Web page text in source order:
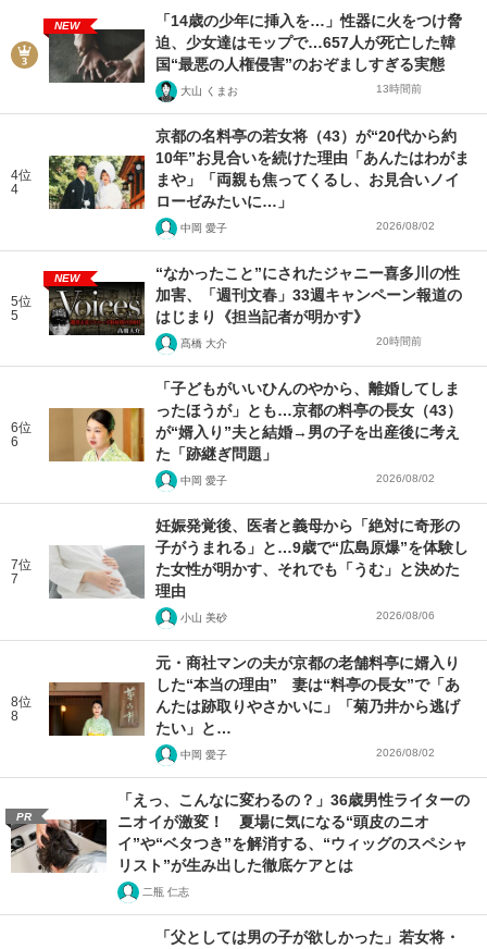
NEW
「14歳の少年に挿入を…」性器に火をつけ脅
迫、少女達はモップで…657人が死亡した韓
国“最悪の人権侵害”のおぞましすぎる実態
大山 くまお 13時間前
4位
4
京都の名料亭の若女将（43）が“20代から約
10年”お見合いを続けた理由「あんたはわがま
まや」「両親も焦ってくるし、お見合いノイ
ローゼみたいに…」
中岡 愛子 2026/08/02
5位
5
NEW
“なかったこと”にされたジャニー喜多川の性
加害、「週刊文春」33週キャンペーン報道の
はじまり《担当記者が明かす》
髙橋 大介 20時間前
6位
6
「子どもがいいひんのやから、離婚してしま
ったほうが」とも…京都の料亭の長女（43）
が“婿入り”夫と結婚→男の子を出産後に考え
た「跡継ぎ問題」
中岡 愛子 2026/08/02
7位
7
妊娠発覚後、医者と義母から「絶対に奇形の
子がうまれる」と…9歳で“広島原爆”を体験し
た女性が明かす、それでも「うむ」と決めた
理由
小山 美砂 2026/08/06
8位
8
元・商社マンの夫が京都の老舗料亭に婿入り
した“本当の理由” 妻は“料亭の長女”で「あ
んたは跡取りやさかいに」「菊乃井から逃げ
たい」と…
中岡 愛子 2026/08/02
PR
「えっ、こんなに変わるの？」36歳男性ライターの
ニオイが激変！ 夏場に気になる“頭皮のニオ
イ”や“ベタつき”を解消する、“ウィッグのスペシャ
リスト”が生み出した徹底ケアとは
二瓶 仁志
「父としては男の子が欲しかった」若女将・